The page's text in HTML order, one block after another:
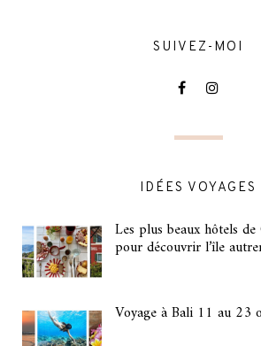
SUIVEZ-MOI
IDÉES VOYAGES
Les plus beaux hôtels de
pour découvrir l’île
Voyage à Bali 11 au 23